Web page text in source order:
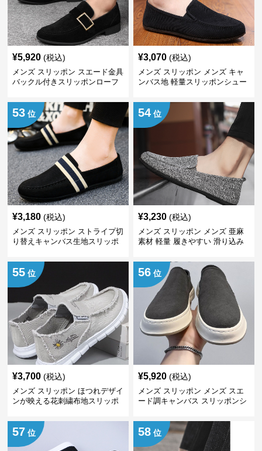
¥5,920 (税込)
メンズ スリッポン スエード金具
バックル付きスリッポンローフ
¥3,070 (税込)
メンズ スリッポン メンズ キャ
ンバス地 軽量スリッポンシュー
53 位
¥3,180 (税込)
メンズ スリッポン ストライプ切
り替えキャンバス生地スリッポ
54 位
¥3,230 (税込)
メンズ スリッポン メンズ 亜麻
素材 軽量 履きやすい 滑り込み
55 位
¥3,700 (税込)
メンズ スリッポン ほつれデザイ
ンが映える花刺繍布地スリッポ
56 位
¥5,920 (税込)
メンズ スリッポン メンズ スエ
ード調キャンバス スリッポンシ
57 位 58 位